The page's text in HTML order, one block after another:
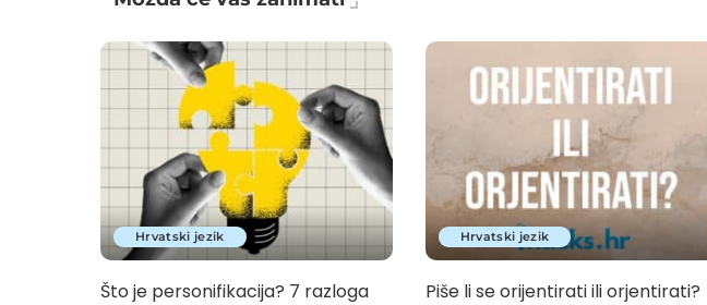
Hrvatski jezik
Što je personifikacija? 7 razloga
Hrvatski jezik
Piše li se orijentirati ili orjentirati?